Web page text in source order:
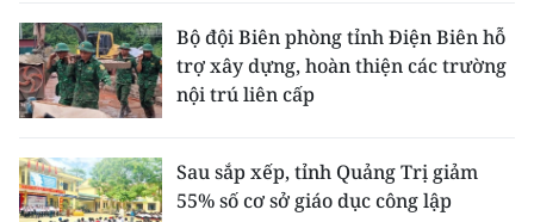
Bộ đội Biên phòng tỉnh Điện Biên hỗ
trợ xây dựng, hoàn thiện các trường
nội trú liên cấp
Sau sắp xếp, tỉnh Quảng Trị giảm
55% số cơ sở giáo dục công lập